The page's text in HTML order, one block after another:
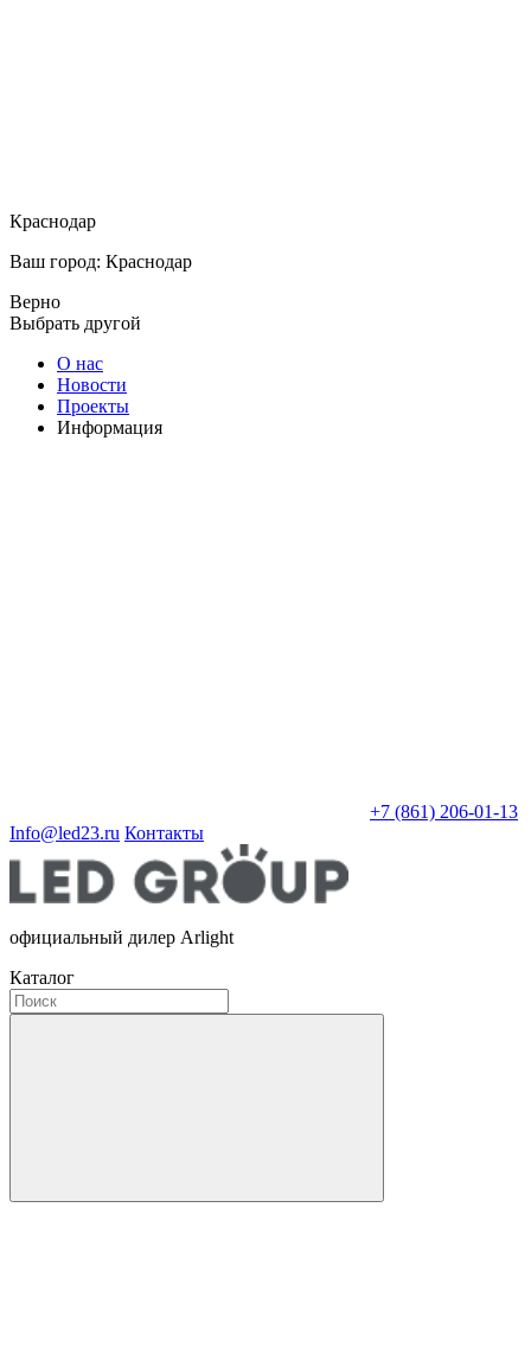
Краснодар
Ваш город: Краснодар
Верно
Выбрать другой
О нас
Новости
Проекты
Информация
+7 (861) 206-01-13
Info@led23.ru Контакты
официальный дилер Arlight
Каталог